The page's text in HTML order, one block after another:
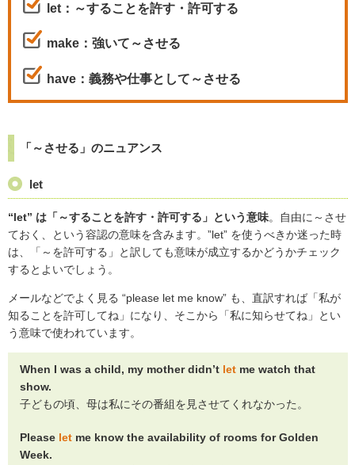
let：～することを許す・許可する
make：強いて～させる
have：義務や仕事として～させる
「～させる」のニュアンス
let
“let” は「～することを許す・許可する」という意味。自由に～させ
ておく、という容認の意味を含みます。”let” を使うべきか迷った時
は、「～を許可する」と訳しても意味が成立するかどうかチェック
するとよいでしょう。
メールなどでよく見る “please let me know” も、直訳すれば「私が
知ることを許可してね」になり、そこから「私に知らせてね」とい
う意味で使われています。
When I was a child, my mother didn’t let me watch that
show.
子どもの頃、母は私にその番組を見させてくれなかった。
Please letme know the availability of rooms for Golden
Week.